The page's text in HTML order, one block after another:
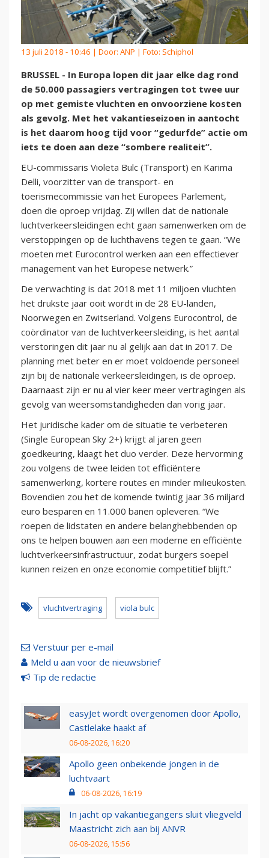
13 juli 2018 - 10:46 | Door: ANP | Foto: Schiphol
BRUSSEL - In Europa lopen dit jaar elke dag rond
de 50.000 passagiers vertragingen tot twee uur
op met gemiste vluchten en onvoorziene kosten
als gevolg. Met het vakantieseizoen in aantocht
is het daarom hoog tijd voor “gedurfde” actie om
iets te doen aan deze “sombere realiteit”.
EU-commissaris Violeta Bulc (Transport) en Karima
Delli, voorzitter van de transport- en
toerismecommissie van het Europees Parlement,
doen die oproep vrijdag. Zij willen dat de nationale
luchtverkeersleidingen echt gaan samenwerken om de
verstoppingen op de luchthavens tegen te gaan. “We
moeten met Eurocontrol werken aan een effectiever
management van het Europese netwerk.”
De verwachting is dat 2018 met 11 miljoen vluchten
het drukste jaar ooit wordt in de 28 EU-landen,
Noorwegen en Zwitserland. Volgens Eurocontrol, de
coördinator van de luchtverkeersleiding, is het aantal
verstoringen dit jaar nu al gelijk aan dat in 2017. De
planning met beter en er moet voldoende personeel
zijn bij de nationale verkeersleidingen, is de oproep.
Daarnaast zijn er nu al vier keer meer vertragingen als
gevolg van weersomstandigheden dan vorig jaar.
Het juridische kader om de situatie te verbeteren
(Single European Sky 2+) krijgt al jaren geen
goedkeuring, klaagt het duo verder. Deze hervorming
zou volgens de twee leiden tot efficiëntere
samenwerking, kortere routes en minder milieukosten.
Bovendien zou het de komende twintig jaar 36 miljard
euro besparen en 11.000 banen opleveren. “We
roepen de lidstaten en andere belanghebbenden op
ons te helpen bouwen aan een moderne en efficiënte
luchtverkeersinfrastructuur, zodat burgers soepel
kunnen reizen en onze economie competitief blijft.”
vluchtvertraging viola bulc
Verstuur per e-mail
Meld u aan voor de nieuwsbrief
Tip de redactie
easyJet wordt overgenomen door Apollo,
Castlelake haakt af
06-08-2026, 16:20
Apollo geen onbekende jongen in de
luchtvaart
06-08-2026, 16:19
In jacht op vakantiegangers sluit vliegveld
Maastricht zich aan bij ANVR
06-08-2026, 15:56